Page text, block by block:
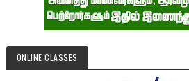
ONLINE CLASSES